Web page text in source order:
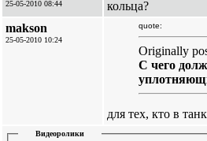
25-05-2010 08:44
кольца?
makson
25-05-2010 10:24
quote:
Originally
С чего
для тех, кто в
Видеоролики